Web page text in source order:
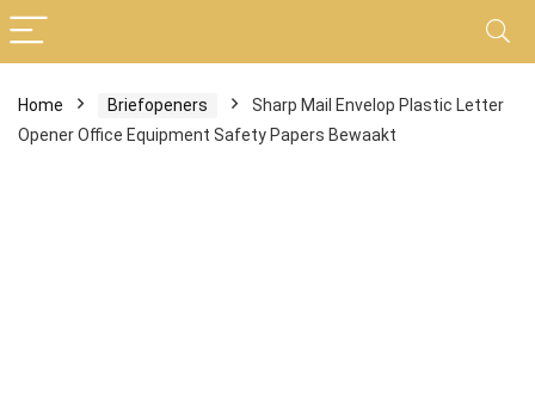
Home Briefopeners
Sharp Mail Envelop Plastic Letter
Opener Office Equipment Safety Papers Bewaakt